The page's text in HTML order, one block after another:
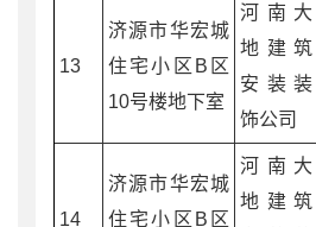
13
济源市华宏城
住宅小区B区
10号楼地下室
河南大
地建筑
安装装
饰公司
14
济源市华宏城
住宅小区B区
河南大
地建筑